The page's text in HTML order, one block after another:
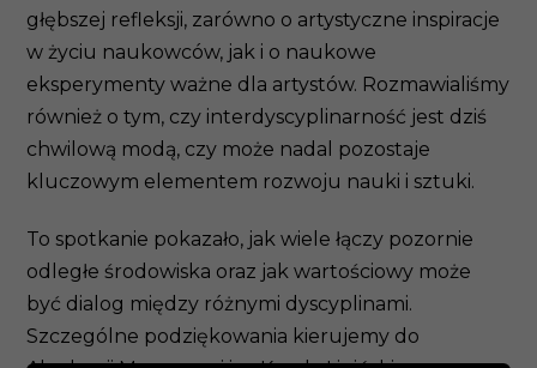
głębszej refleksji, zarówno o artystyczne inspiracje
w życiu naukowców, jak i o naukowe
eksperymenty ważne dla artystów. Rozmawialiśmy
również o tym, czy interdyscyplinarność jest dziś
chwilową modą, czy może nadal pozostaje
kluczowym elementem rozwoju nauki i sztuki.
To spotkanie pokazało, jak wiele łączy pozornie
odległe środowiska oraz jak wartościowy może
być dialog między różnymi dyscyplinami.
Szczególne podziękowania kierujemy do